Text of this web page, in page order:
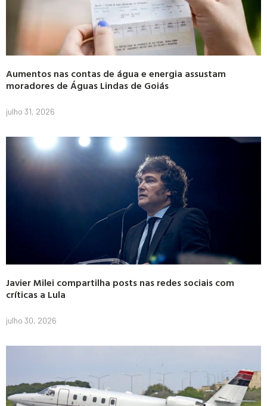
Aumentos nas contas de água e energia assustam
moradores de Águas Lindas de Goiás
julho 31, 2026
Javier Milei compartilha posts nas redes sociais com
críticas a Lula
julho 30, 2026